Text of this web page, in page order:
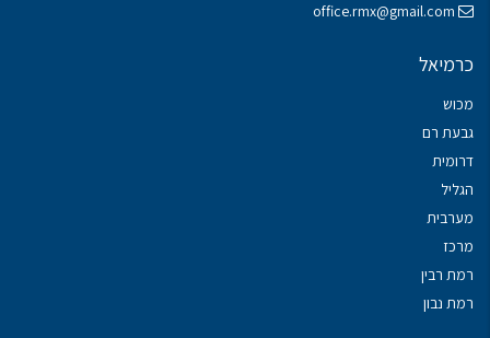
office.rmx@gmail.com
כרמיאל
מכוש
גבעת רם
דרומית
הגליל
מערבית
מרכז
רמת רבין
רמת נבון